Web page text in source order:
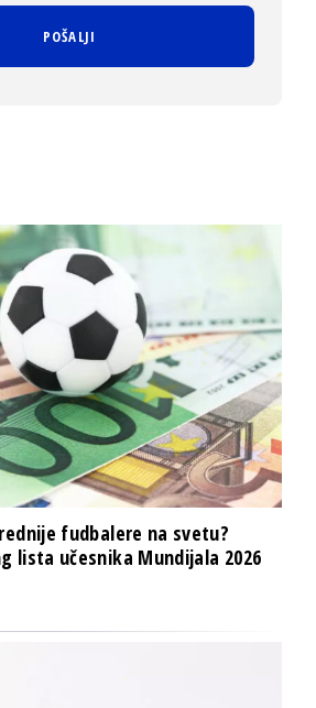
fudbalere na svetu?
lista učesnika Mundijala 2026